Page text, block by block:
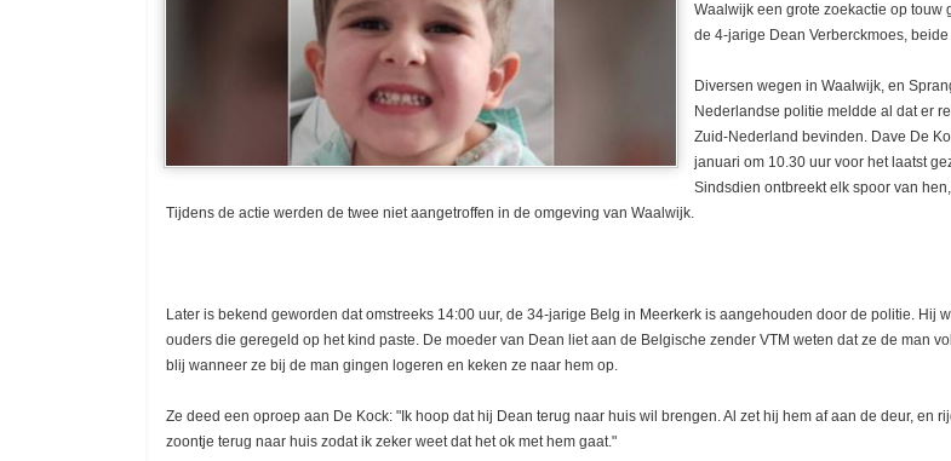
Waalwijk een grote zoekactie op touw
de 4-jarige Dean Verberckmoes,
Diversen wegen in Waalwijk, en
Nederlandse politie meldde al dat er
Zuid-Nederland bevinden. Dave De
januari om 10.30 uur voor het laatst
Sindsdien ontbreekt elk spoor van
Tijdens de actie werden de twee niet aangetroffen in de omgeving van Waalwijk.
Later is bekend geworden dat omstreeks 14:00 uur, de 34-jarige Belg in Meerkerk is aangehouden door de politie. Hij
ouders die geregeld op het kind paste. De moeder van Dean liet aan de Belgische zender VTM weten dat ze de man
blij wanneer ze bij de man gingen logeren en keken ze naar hem op.
Ze deed een oproep aan De Kock: "Ik hoop dat hij Dean terug naar huis wil brengen. Al zet hij hem af aan de deur, en
zoontje terug naar huis zodat ik zeker weet dat het ok met hem gaat."